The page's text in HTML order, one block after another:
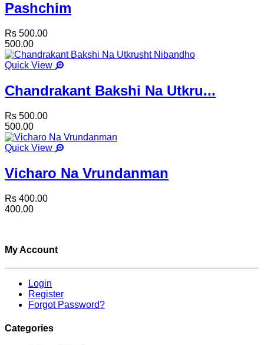
Pashchim
Rs 500.00
500.00
Quick View
Chandrakant Bakshi Na Utkru...
Rs 500.00
500.00
Quick View
Vicharo Na Vrundanman
Rs 400.00
400.00
My Account
Login
Register
Forgot Password?
Categories